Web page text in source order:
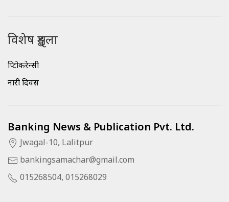
विशेष शृङ्खला
क्रिप्टोकरेन्सी
नारी दिवस
Banking News & Publication Pvt. Ltd.
Jwagal-10, Lalitpur
bankingsamachar@gmail.com
015268504, 015268029